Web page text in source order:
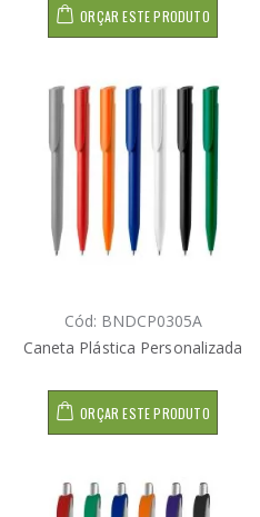
ORÇAR ESTE PRODUTO
Cód: BNDCP0305A
Caneta Plástica Personalizada
ORÇAR ESTE PRODUTO